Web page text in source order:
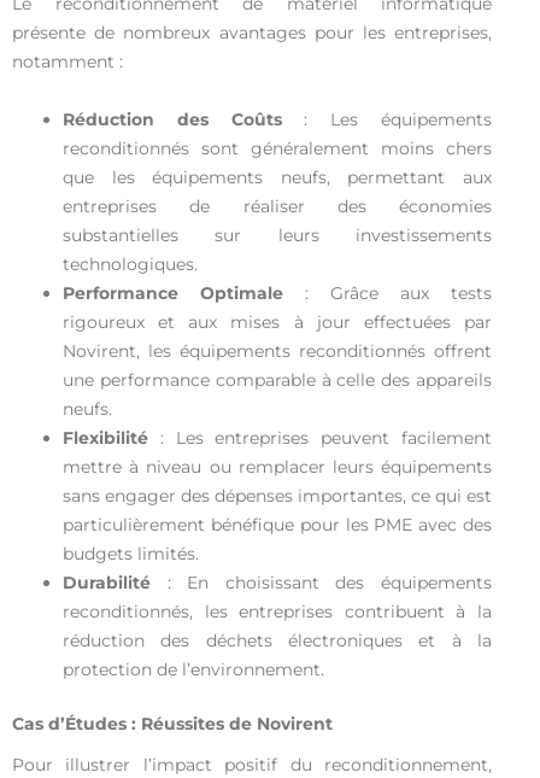
présente de nombreux avantages pour les entreprises,
notamment :
Réduction des Coûts: Les équipements
reconditionnés sont généralement moins chers
que les équipements neufs, permettant aux
entreprises de réaliser des économies
substantielles sur leurs investissements
technologiques.
Performance Optimale : Grâce aux tests
rigoureux et aux mises à jour effectuées par
Novirent, les équipements reconditionnés offrent
une performance comparable à celle des appareils
neufs.
Flexibilité : Les entreprises peuvent facilement
mettre à niveau ou remplacer leurs équipements
sans engager des dépenses importantes, ce qui est
particulièrement bénéfique pour les PME avec des
budgets limités.
Durabilité : En choisissant des équipements
reconditionnés, les entreprises contribuent à la
réduction des déchets électroniques et à la
protection de l’environnement.
Cas d’Études : Réussites de Novirent
Pour illustrer l’impact positif du reconditionnement,